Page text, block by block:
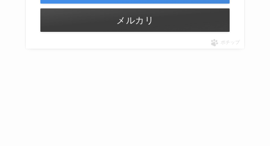
メルカリ
ポチップ